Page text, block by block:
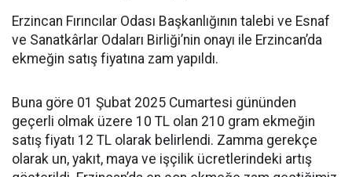
Erzincan Fırıncılar Odası Başkanlığının talebi ve Esnaf
ve Sanatkârlar Odaları Birliği’nin onayı ile Erzincan’da
ekmeğin satış fiyatına zam yapıldı.
Buna göre 01 Şubat 2025 Cumartesi gününden
geçerli olmak üzere 10 TL olan 210 gram ekmeğin
satış fiyatı 12 TL olarak belirlendi. Zamma gerekçe
olarak un, yakıt, maya ve işçilik ücretlerindeki artış